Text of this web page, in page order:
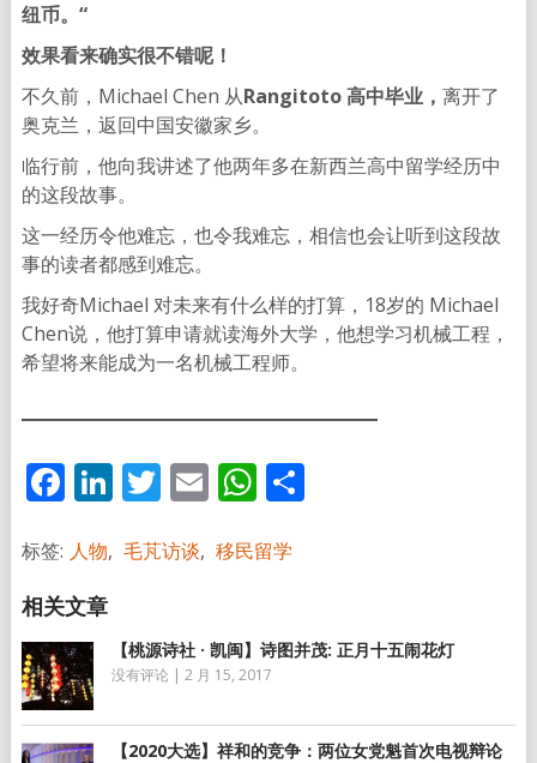
纽币。“
效果看来确实很不错呢！
不久前，Michael Chen 从Rangitoto 高中毕业， 离开了
奥克兰，返回中国安徽家乡。
临行前，他向我讲述了他两年多在新西兰高中留学经历中
的这段故事。
这一经历令他难忘，也令我难忘，相信也会让听到这段故
事的读者都感到难忘。
我好奇Michael 对未来有什么样的打算，18岁的 Michael
Chen说，他打算申请就读海外大学，他想学习机械工程，
希望将来能成为一名机械工程师。
Facebook
LinkedIn
Twitter
EmailWhatsApp
分
标签: 人物, 毛芃访谈, 移民留学
【桃源诗社 · 凯闽】诗图并茂: 正月十五闹花灯
没有评论 | 2 月 15, 2017
【2020大选】祥和的竞争：两位女党魁首次电视辩论